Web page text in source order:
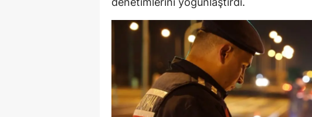
Elazığ
Erzincan
Erzurum
Eskişehir